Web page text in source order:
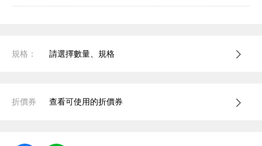
規格： 請選擇數量、規格
折價券 查看可使用的折價券